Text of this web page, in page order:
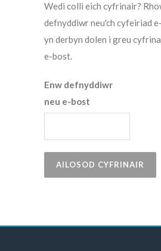
Wedi colli eich cyfrinair?
defnyddiwr neu'ch cyfeiriad
yn derbyn dolen i greu
e-bost.
Enw defnyddiwr
neu e-bost
AILOSOD CYFRINAIR